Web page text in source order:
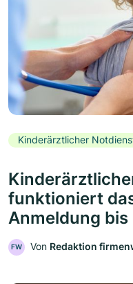
Kinderärztlicher
funktioniert
Anmeldung bis
FW Von Redaktion